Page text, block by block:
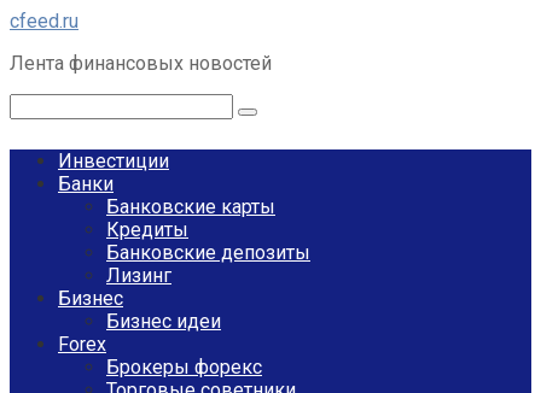
Перейти
контенту
cfeed.ru
Лента финансовых новостей
Инвестиции
Банки
Банковские карты
Кредиты
Банковские депозиты
Лизинг
Бизнес
Бизнес идеи
Forex
Брокеры форекс